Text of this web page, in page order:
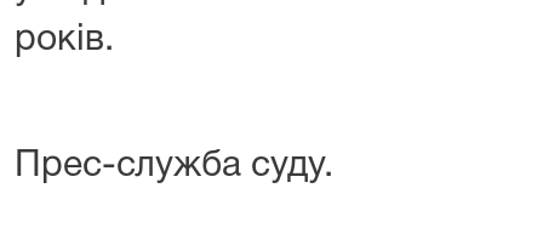
років.
Прес-служба суду.